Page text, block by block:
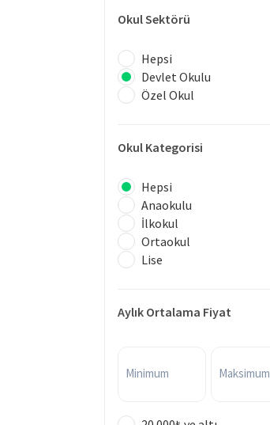
Okul Sektörü
Hepsi
Devlet Okulu
Özel Okul
Okul Kategorisi
Hepsi
Anaokulu
İlkokul
Ortaokul
Lise
Aylık Ortalama Fiyat
Minimum Maksimum